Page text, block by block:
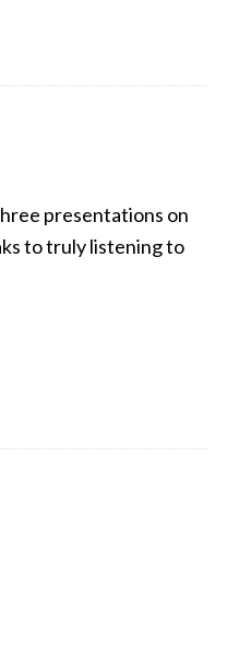
presentations on
to truly listening to